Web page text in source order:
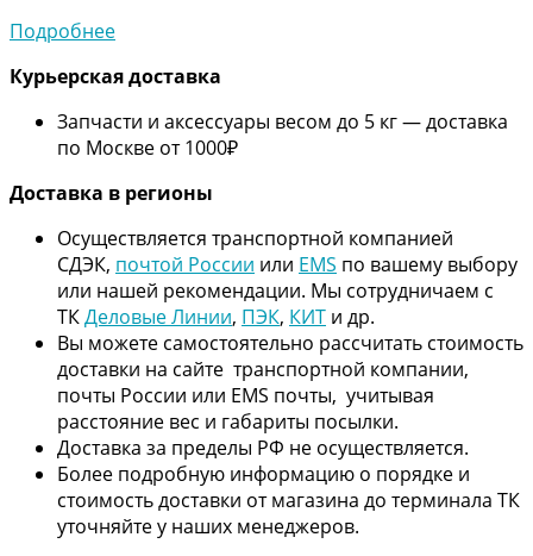
Подробнее
Курьерская доставка
Запчасти и аксессуары весом до 5 кг — доставка
по Москве от 1000₽
Доставка в регионы
Осуществляется транспортной компанией
СДЭК, почтой России или EMS по вашему выбору
или нашей рекомендации. Мы сотрудничаем с
ТКДеловые Линии, ПЭК, КИТ и др.
Вы можете самостоятельно рассчитать стоимость
доставки на сайте транспортной компании,
почты России или EMS почты, учитывая
расстояние вес и габариты посылки.
Доставка за пределы РФ не осуществляется.
Более подробную информацию о порядке и
стоимость доставки от магазина до терминала ТК
уточняйте у наших менеджеров.